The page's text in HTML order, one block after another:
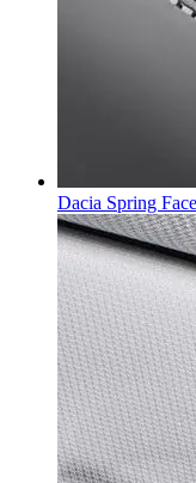
Dacia Spring